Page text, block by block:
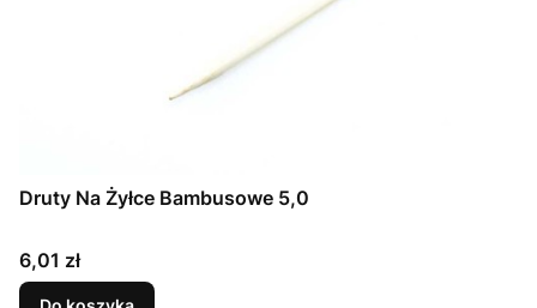
Druty Na Żyłce Bambusowe 5,0
Cena
6,01 zł